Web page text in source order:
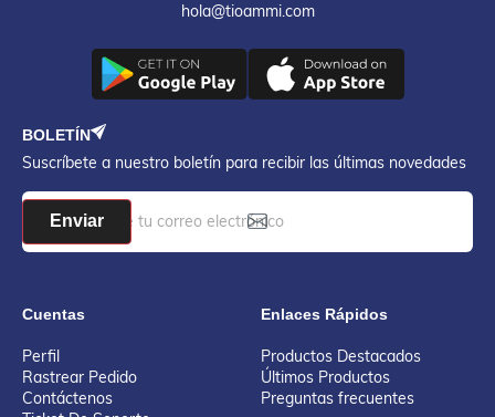
hola@tioammi.com
BOLETÍN
Suscríbete a nuestro boletín para recibir las últimas novedades
Enviar
Cuentas
Perfil
Rastrear Pedido
Contáctenos
Enlaces Rápidos
Productos Destacados
Últimos Productos
Preguntas frecuentes